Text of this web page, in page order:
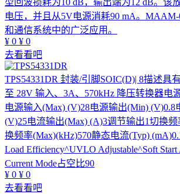
型回波损耗为10 dB，输出端为12 dB。该
电压，并且从5V电源消耗90 mA。MAAM-
和通信系统中的广泛应用。
¥ 0 ¥ 0
去看看吧
TPS54331DR 封装/引脚SOIC(D)| 8描述具
至 28V 输入、3A、570kHz 降压转换器电
电源输入(Max) (V)28电源输出(Min) (V)0.8
(V)25电流输出(Max) (A)3调节输出1切换频
换频率(Max)(kHz)570静态电流(Typ)
Load Efficiency^UVLO Adjustable^Soft
Current Mode占空比90
¥ 0 ¥ 0
去看看吧